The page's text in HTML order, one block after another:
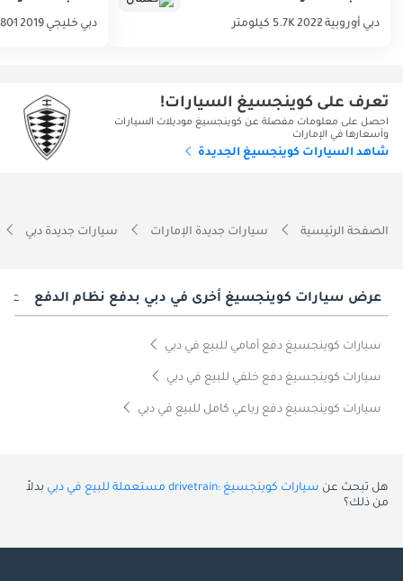
دبي أوروبية 20225.7K كيلومتر دبي خليجي 2019 801 كيلومتر
تعرف على كوينجسيغ السيارات!
احصل على معلومات مفصلة عن كوينجسيغ موديلات السيارات
وأسعارها في الإمارات
شاهد السيارات كوينجسيغ الجديدة
الصفحة الرئيسية سيارات جديدة الإمارات سيارات جديدة دبي
عرض سيارات كوينجسيغ أخرى في دبي بدفع نظام الدفع
سيارات كوينجسيغ دفع أمامي للبيع في دبي
سيارات كوينجسيغ دفع خلفي للبيع في دبي
سيارات كوينجسيغ دفع رباعي كامل للبيع في دبي
هل تبحث عن سيارات كوينجسيغ :drivetrain مستعملة للبيع في دبي
بدلاً
من ذلك؟